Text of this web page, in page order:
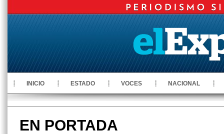
INICIO ESTADO VOCES NACIONAL
EN PORTADA